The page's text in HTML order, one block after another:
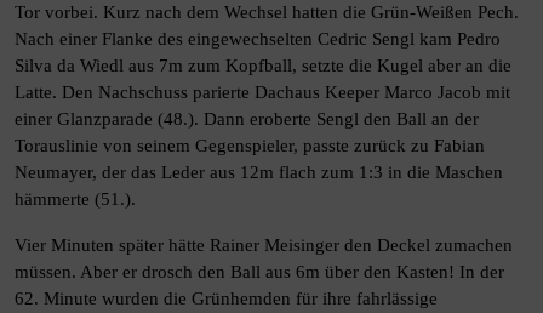
Tor vorbei. Kurz nach dem Wechsel hatten die Grün-Weißen Pech.
Nach einer Flanke des eingewechselten Cedric Sengl kam Pedro
Silva da Wiedl aus 7m zum Kopfball, setzte die Kugel aber an die
Latte. Den Nachschuss parierte Dachaus Keeper Marco Jacob mit
einer Glanzparade (48.). Dann eroberte Sengl den Ball an der
Torauslinie von seinem Gegenspieler, passte zurück zu Fabian
Neumayer, der das Leder aus 12m flach zum 1:3 in die Maschen
hämmerte (51.).
Vier Minuten später hätte Rainer Meisinger den Deckel zumachen
müssen. Aber er drosch den Ball aus 6m über den Kasten! In der
62. Minute wurden die Grünhemden für ihre fahrlässige